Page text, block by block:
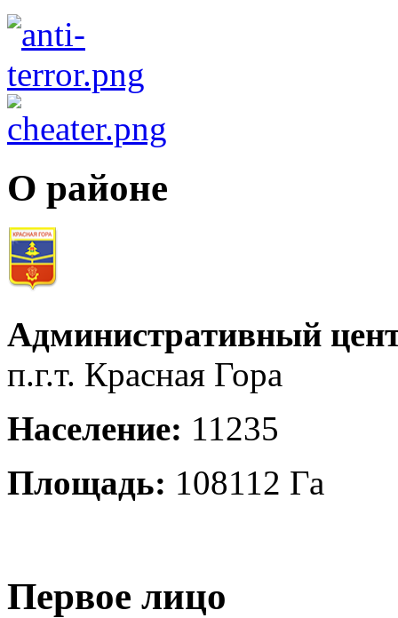
О районе
Административный
п.г.т. Красная Гора
Население: 11235
Площадь: 108112 Га
Первое лицо